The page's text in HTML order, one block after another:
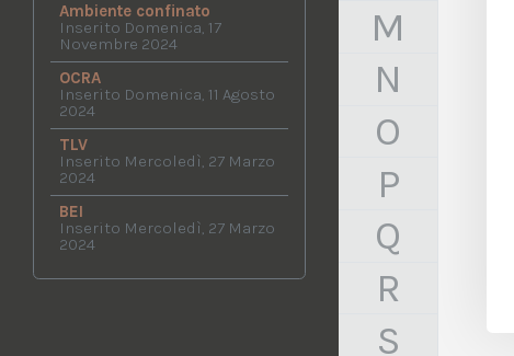
Ambiente confinato
Inserito Domenica, 17
Novembre 2024
OCRA
Inserito Domenica, 11 Agosto
2024
TLV
Inserito Mercoledì, 27 Marzo
2024
BEI
Inserito Mercoledì, 27 Marzo
2024
M
N
O
P
Q
R
S